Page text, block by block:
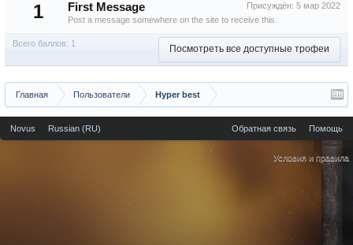
1 Присуждён: 5 мар 2022
First Message
Post a message somewhere on the site to receive this.
Всего баллов: 1 Посмотреть все доступные трофеи
Главная Пользователи Hyper best
Novus Russian (RU) Обратная связь Помощь
Условия и правила